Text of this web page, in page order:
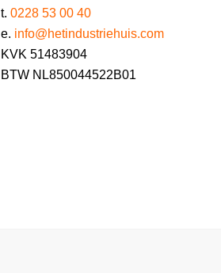
t. 0228 53 00 40
e. info@hetindustriehuis.com
KVK 51483904
BTW NL850044522B01